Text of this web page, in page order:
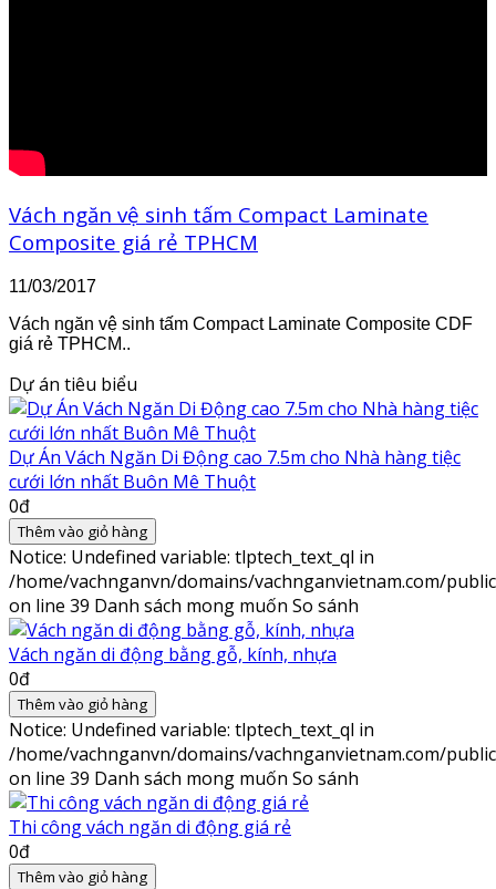
Vách ngăn vệ sinh tấm Compact Laminate
Composite giá rẻ TPHCM
11/03/2017
Vách ngăn vệ sinh tấm Compact Laminate Composite CDF
giá rẻ TPHCM..
Dự án tiêu biểu
Dự Án Vách Ngăn Di Động cao 7.5m cho Nhà hàng tiệc
cưới lớn nhất Buôn Mê Thuột
0đ
Thêm vào giỏ hàng
Notice: Undefined variable: tlptech_text_ql in
/home/vachnganvn/domains/vachnganvietnam.com/
on line 39 Danh sách mong muốn So sánh
Vách ngăn di động bằng gỗ, kính, nhựa
0đ
Thêm vào giỏ hàng
Notice: Undefined variable: tlptech_text_ql in
/home/vachnganvn/domains/vachnganvietnam.com/
on line 39 Danh sách mong muốn So sánh
Thi công vách ngăn di động giá rẻ
0đ
Thêm vào giỏ hàng